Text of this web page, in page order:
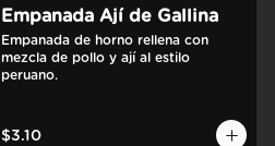
Empanada Ají de Gallina
Empanada de horno rellena con
mezcla de pollo y ají al estilo
peruano.
$3.10